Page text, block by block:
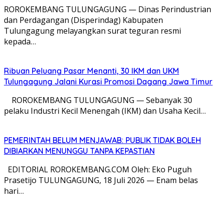
ROROKEMBANG TULUNGAGUNG — Dinas Perindustrian
dan Perdagangan (Disperindag) Kabupaten
Tulungagung melayangkan surat teguran resmi
kepada…
Ribuan Peluang Pasar Menanti, 30 IKM dan UKM
Tulungagung Jalani Kurasi Promosi Dagang Jawa Timur
​ ROROKEMBANG TULUNGAGUNG — Sebanyak 30
pelaku Industri Kecil Menengah (IKM) dan Usaha Kecil…
PEMERINTAH BELUM MENJAWAB: PUBLIK TIDAK BOLEH
DIBIARKAN MENUNGGU TANPA KEPASTIAN
EDITORIAL ROROKEMBANG.COM Oleh: Eko Puguh
Prasetijo TULUNGAGUNG, 18 Juli 2026 — Enam belas
hari…